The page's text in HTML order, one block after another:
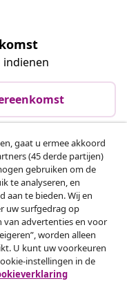
indienen
gaat u ermee akkoord
(45 derde partijen)
gebruiken om de
te analyseren, en
aan te bieden. Wij en
uw surfgedrag op
van advertenties en voor
worden alleen
U kunt uw voorkeuren
instellingen in de